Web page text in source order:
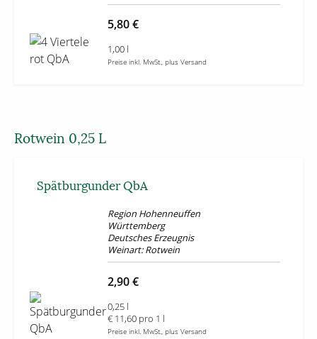
5,80 €
1,00 l
Preise inkl. MwSt., plus Versand
Rotwein 0,25 L
Spätburgunder QbA
Region Hohenneuffen
Württemberg
Deutsches Erzeugnis
Weinart: Rotwein
2,90 €
0,25 l
€ 11,60 pro 1 l
Preise inkl. MwSt., plus Versand